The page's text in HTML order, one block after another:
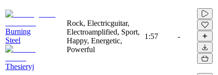
Burning
Steel
Thesieryj
Rock, Electricguitar,
Electroamplified, Sport,
Happy, Energetic,
Powerful
1:57 -